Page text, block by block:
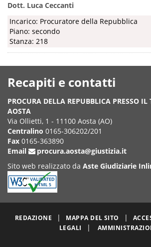
Dott. Luca Ceccanti
Incarico: Procuratore della Repubblica
Piano: secondo
Stanza: 218
Recapiti e contatti
PROCURA DELLA REPUBBLICA PRESSO
AOSTA
Via Ollietti, 1 - 11100 Aosta (AO)
Centralino 0165-306202/201
Fax 0165-363890
Email
procura.aosta@giustizia.it
Sito web realizzato da Aste Giudiziarie
REDAZIONE | MAPPA DEL SITO |
LEGALI
|